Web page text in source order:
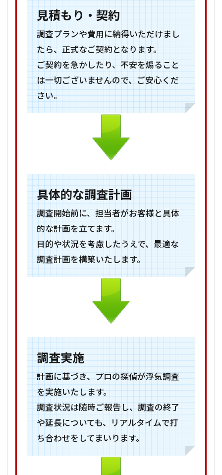
見積もり・契約
調査プランや費用に納得いただけまし
たら、正式なご契約となります。
ご契約を急かしたり、不安を煽ること
は一切ございませんので、ご安心くだ
さい。
具体的な調査計画
調査開始前に、担当者がお客様と具体
的な計画を立てます。
目的や状況を考慮したうえで、最適な
調査計画を構築いたします。
調査実施
計画に基づき、プロの探偵が浮気調査
を実施いたします。
調査状況は随時ご報告し、調査の終了
や延長についても、リアルタイムで打
ち合わせをしてまいります。